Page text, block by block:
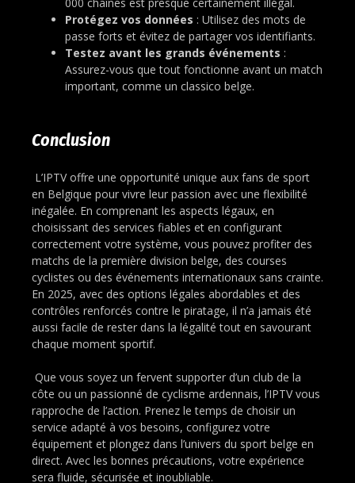
Protégez vos données : Utilisez des mots de
passe forts et évitez de partager vos identifiants.
Testez avant les grands événements :
Assurez-vous que tout fonctionne avant un match
important, comme un classico belge.
Conclusion
L’IPTV offre une opportunité unique aux fans de sport
en Belgique pour vivre leur passion avec une flexibilité
inégalée. En comprenant les aspects légaux, en
choisissant des services fiables et en configurant
correctement votre système, vous pouvez profiter des
matchs de la première division belge, des courses
cyclistes ou des événements internationaux sans crainte.
En 2025, avec des options légales abordables et des
contrôles renforcés contre le piratage, il n’a jamais été
aussi facile de rester dans la légalité tout en savourant
chaque moment sportif.
Que vous soyez un fervent supporter d’un club de la
côte ou un passionné de cyclisme ardennais, l’IPTV vous
rapproche de l’action. Prenez le temps de choisir un
service adapté à vos besoins, configurez votre
équipement et plongez dans l’univers du sport belge en
direct. Avec les bonnes précautions, votre expérience
sera fluide, sécurisée et inoubliable.